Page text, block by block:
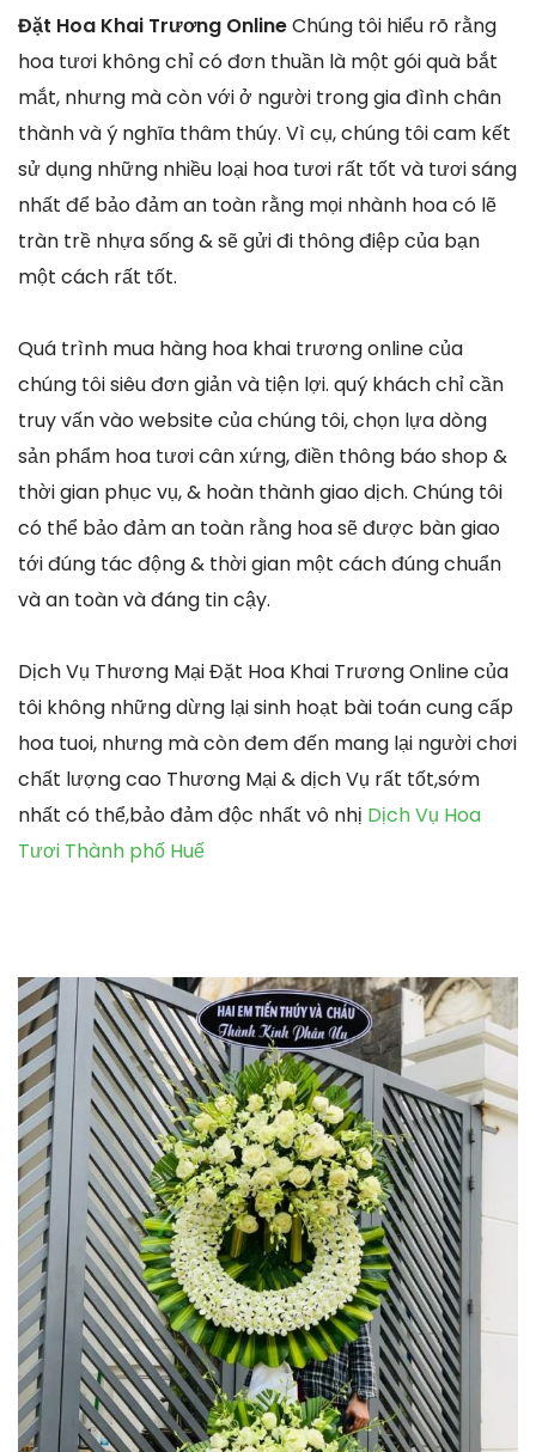
Đặt Hoa Khai Trương OnlineChúng tôi hiểu rõ rằng
hoa tươi không chỉ có đơn thuần là một gói quà bắt
mắt, nhưng mà còn với ở người trong gia đình chân
thành và ý nghĩa thâm thúy. Vì cụ, chúng tôi cam kết
sử dụng những nhiều loại hoa tươi rất tốt và tươi sáng
nhất để bảo đảm an toàn rằng mọi nhành hoa có lẽ
tràn trề nhựa sống & sẽ gửi đi thông điệp của bạn
một cách rất tốt.
Quá trình mua hàng hoa khai trương online của
chúng tôi siêu đơn giản và tiện lợi. quý khách chỉ cần
truy vấn vào website của chúng tôi, chọn lựa dòng
sản phẩm hoa tươi cân xứng, điền thông báo shop &
thời gian phục vụ, & hoàn thành giao dịch. Chúng tôi
có thể bảo đảm an toàn rằng hoa sẽ được bàn giao
tới đúng tác động & thời gian một cách đúng chuẩn
và an toàn và đáng tin cậy.
Dịch Vụ Thương Mại Đặt Hoa Khai Trương Online của
tôi không những dừng lại sinh hoạt bài toán cung cấp
hoa tuoi, nhưng mà còn đem đến mang lại người chơi
chất lượng cao Thương Mại & dịch Vụ rất tốt,sớm
nhất có thể,bảo đảm độc nhất vô nhị Dịch Vụ Hoa
Tươi Thành phố Huế